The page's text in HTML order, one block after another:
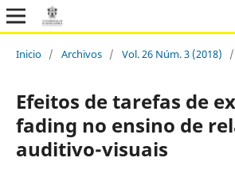
Inicio / Archivos / Vol. 26 Núm. 3 (2018) /
Efeitos de tarefas de
fading no ensino de
auditivo-visuais